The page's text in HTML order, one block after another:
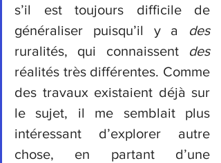
s’il est toujours difficile de
généraliser puisqu’il y a
des
ruralités, qui connaissent des
réalités très différentes. Comme
des travaux existaient déjà sur
le sujet, il me semblait plus
intéressant d’explorer autre
chose, en partant d’une